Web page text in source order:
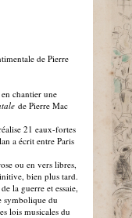
de Pierre
chantier une
de Pierre Mac
21 eaux-fortes
a écrit entre Paris
ou en vers libres,
bien plus tard.
la guerre et essaie,
symbolique du
lois musicales du